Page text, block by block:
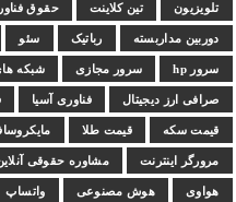
تلویزیون تین کلاینت حقوق
دوربین مداربسته رباتیک سئو
سرور hp سرور مجازی شبکه
صرافی ارز دیجیتال فناوری آسیا
قیمت سکه قیمت طلا
مرورگر اینترنت مشاوره حقوقی
هواوی هوش مصنوعی واتساپ